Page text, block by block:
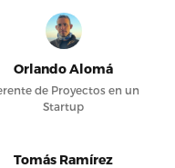
Orlando Alomá
de Proyectos en un
Startup
Tomás Ramírez